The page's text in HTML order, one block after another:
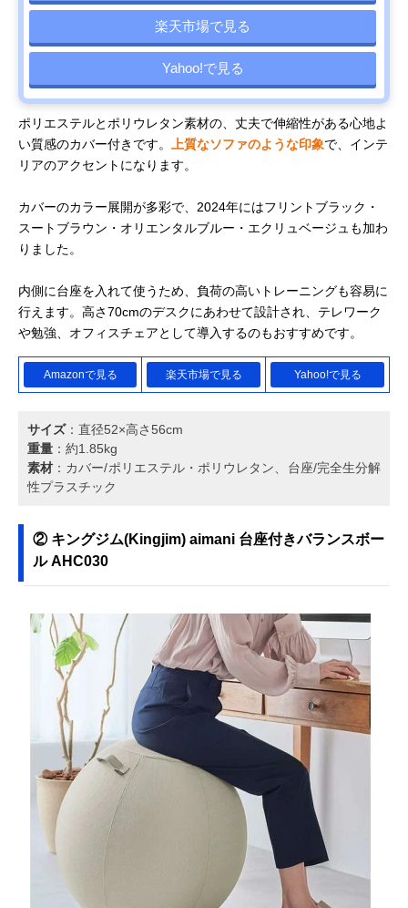
楽天市場で見る
Yahoo!で見る
ポリエステルとポリウレタン素材の、丈夫で伸縮性がある心地よ
い質感のカバー付きです。
上質なソファのような印象で、インテ
リアのアクセントになります。
カバーのカラー展開が多彩で、2024年にはフリントブラック・
スートブラウン・オリエンタルブルー・エクリュベージュも加わ
りました。
内側に台座を入れて使うため、負荷の高いトレーニングも容易に
行えます。高さ70cmのデスクにあわせて設計され、テレワーク
や勉強、オフィスチェアとして導入するのもおすすめです。
Amazonで見る 楽天市場で見る Yahoo!で見る
サイズ：直径52×高さ56cm
重量 ：約1.85kg
素材 ：カバー/ポリエステル・ポリウレタン、台座/完全生分解
性プラスチック
② キングジム(Kingjim) aimani 台座付きバランスボー
ル AHC030